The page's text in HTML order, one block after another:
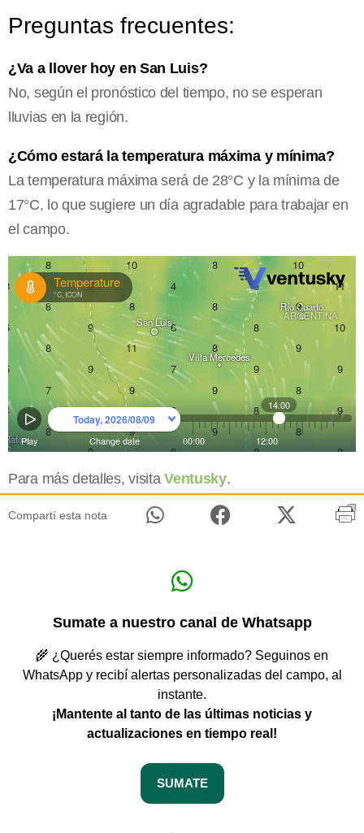
Preguntas frecuentes:
¿Va a llover hoy en San Luis?
No, según el pronóstico del tiempo, no se esperan
lluvias en la región.
¿Cómo estará la temperatura máxima y mínima?
La temperatura máxima será de 28°C y la mínima de
17°C, lo que sugiere un día agradable para trabajar en
el campo.
Para más detalles, visitaVentusky.
Compartí esta nota
Sumate a nuestro canal de Whatsapp
🌾 ¿Querés estar siempre informado? Seguinos en
WhatsApp y recibí alertas personalizadas del campo, al
instante.
¡Mantente al tanto de las últimas noticias y
actualizaciones en tiempo real!
SUMATE